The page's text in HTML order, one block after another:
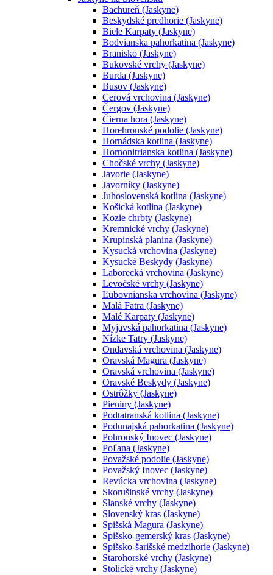
Bachureň (Jaskyne)
Beskydské predhorie (Jaskyne)
Biele Karpaty (Jaskyne)
Bodvianska pahorkatina (Jaskyne)
Branisko (Jaskyne)
Bukovské vrchy (Jaskyne)
Burda (Jaskyne)
Busov (Jaskyne)
Cerová vrchovina (Jaskyne)
Čergov (Jaskyne)
Čierna hora (Jaskyne)
Horehronské podolie (Jaskyne)
Hornádska kotlina (Jaskyne)
Hornonitrianska kotlina (Jaskyne)
Chočské vrchy (Jaskyne)
Javorie (Jaskyne)
Javorníky (Jaskyne)
Juhoslovenská kotlina (Jaskyne)
Košická kotlina (Jaskyne)
Kozie chrbty (Jaskyne)
Kremnické vrchy (Jaskyne)
Krupinská planina (Jaskyne)
Kysucká vrchovina (Jaskyne)
Kysucké Beskydy (Jaskyne)
Laborecká vrchovina (Jaskyne)
Levočské vrchy (Jaskyne)
Ľubovnianska vrchovina (Jaskyne)
Malá Fatra (Jaskyne)
Malé Karpaty (Jaskyne)
Myjavská pahorkatina (Jaskyne)
Nízke Tatry (Jaskyne)
Ondavská vrchovina (Jaskyne)
Oravská Magura (Jaskyne)
Oravská vrchovina (Jaskyne)
Oravské Beskydy (Jaskyne)
Ostrôžky (Jaskyne)
Pieniny (Jaskyne)
Podtatranská kotlina (Jaskyne)
Podunajská pahorkatina (Jaskyne)
Pohronský Inovec (Jaskyne)
Poľana (Jaskyne)
Považské podolie (Jaskyne)
Považský Inovec (Jaskyne)
Revúcka vrchovina (Jaskyne)
Skorušinské vrchy (Jaskyne)
Slanské vrchy (Jaskyne)
Slovenský kras (Jaskyne)
Spišská Magura (Jaskyne)
Spišsko-gemerský kras (Jaskyne)
Spišsko-šarišské medzihorie (Jaskyne)
Starohorské vrchy (Jaskyne)
Stolické vrchy (Jaskyne)